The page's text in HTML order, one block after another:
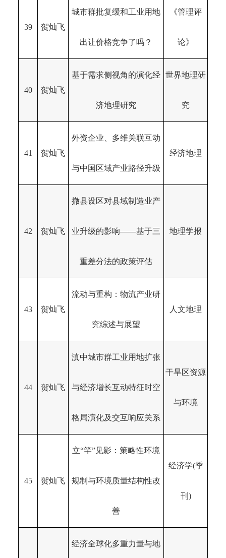
39 贺灿飞
城市群批复缓和工业用地
出让价格竞争了吗？
《管理评
论》
40 贺灿飞
基于需求侧视角的演化经
济地理研究
世界地理研
究
41 贺灿飞
外资企业、多维关联互动
与中国区域产业路径升级
经济地理
42 贺灿飞
撤县设区对县域制造业产
业升级的影响——基于三
重差分法的政策评估
地理学报
43 贺灿飞
流动与重构：物流产业研
究综述与展望
人文地理
44 贺灿飞
滇中城市群工业用地扩张
与经济增长互动特征时空
格局演化及交互响应关系
干旱区资源
与环境
45 贺灿飞
立“竿”见影：策略性环境
规制与环境质量结构性改
善
经济学(季
刊)
经济全球化多重力量与地